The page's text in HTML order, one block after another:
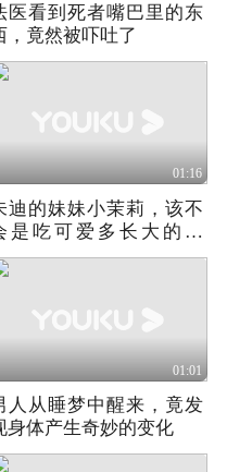
医看到死者嘴巴里的东
，竟然被吓吐了
01:16
迪的妹妹小茉莉，该不
是吃可爱多长大的吧
疯狂动物城番外》
01:01
人从睡梦中醒来，竟发
身体产生奇妙的变化